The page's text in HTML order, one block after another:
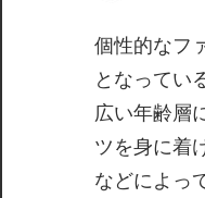
個性的なフ
となってい
広い年齢層
ツを身に着
などによっ